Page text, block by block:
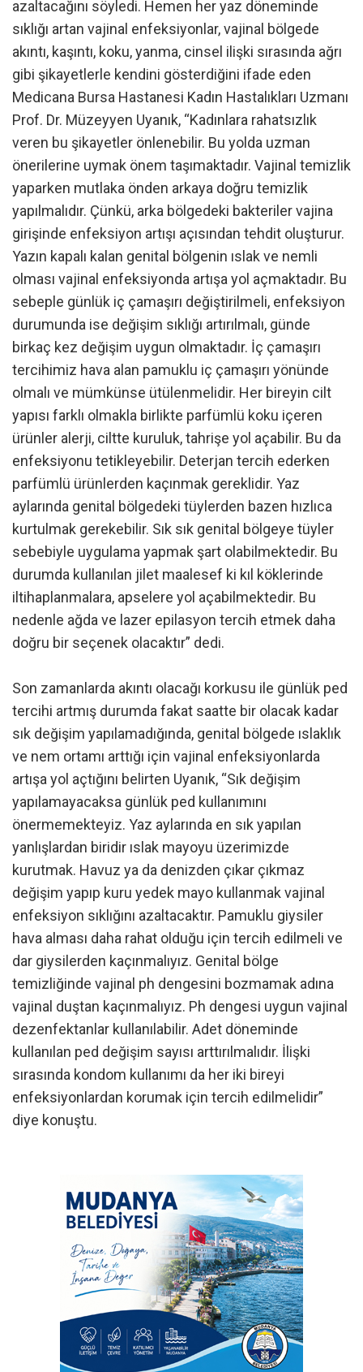
azaltacağını söyledi. Hemen her yaz döneminde
sıklığı artan vajinal enfeksiyonlar, vajinal bölgede
akıntı, kaşıntı, koku, yanma, cinsel ilişki sırasında ağrı
gibi şikayetlerle kendini gösterdiğini ifade eden
Medicana Bursa Hastanesi Kadın Hastalıkları Uzmanı
Prof. Dr. Müzeyyen Uyanık, “Kadınlara rahatsızlık
veren bu şikayetler önlenebilir. Bu yolda uzman
önerilerine uymak önem taşımaktadır. Vajinal temizlik
yaparken mutlaka önden arkaya doğru temizlik
yapılmalıdır. Çünkü, arka bölgedeki bakteriler vajina
girişinde enfeksiyon artışı açısından tehdit oluşturur.
Yazın kapalı kalan genital bölgenin ıslak ve nemli
olması vajinal enfeksiyonda artışa yol açmaktadır. Bu
sebeple günlük iç çamaşırı değiştirilmeli, enfeksiyon
durumunda ise değişim sıklığı artırılmalı, günde
birkaç kez değişim uygun olmaktadır. İç çamaşırı
tercihimiz hava alan pamuklu iç çamaşırı yönünde
olmalı ve mümkünse ütülenmelidir. Her bireyin cilt
yapısı farklı olmakla birlikte parfümlü koku içeren
ürünler alerji, ciltte kuruluk, tahrişe yol açabilir. Bu da
enfeksiyonu tetikleyebilir. Deterjan tercih ederken
parfümlü ürünlerden kaçınmak gereklidir. Yaz
aylarında genital bölgedeki tüylerden bazen hızlıca
kurtulmak gerekebilir. Sık sık genital bölgeye tüyler
sebebiyle uygulama yapmak şart olabilmektedir. Bu
durumda kullanılan jilet maalesef ki kıl köklerinde
iltihaplanmalara, apselere yol açabilmektedir. Bu
nedenle ağda ve lazer epilasyon tercih etmek daha
doğru bir seçenek olacaktır” dedi.
Son zamanlarda akıntı olacağı korkusu ile günlük ped
tercihi artmış durumda fakat saatte bir olacak kadar
sık değişim yapılamadığında, genital bölgede ıslaklık
ve nem ortamı arttığı için vajinal enfeksiyonlarda
artışa yol açtığını belirten Uyanık, “Sık değişim
yapılamayacaksa günlük ped kullanımını
önermemekteyiz. Yaz aylarında en sık yapılan
yanlışlardan biridir ıslak mayoyu üzerimizde
kurutmak. Havuz ya da denizden çıkar çıkmaz
değişim yapıp kuru yedek mayo kullanmak vajinal
enfeksiyon sıklığını azaltacaktır. Pamuklu giysiler
hava alması daha rahat olduğu için tercih edilmeli ve
dar giysilerden kaçınmalıyız. Genital bölge
temizliğinde vajinal ph dengesini bozmamak adına
vajinal duştan kaçınmalıyız. Ph dengesi uygun vajinal
dezenfektanlar kullanılabilir. Adet döneminde
kullanılan ped değişim sayısı arttırılmalıdır. İlişki
sırasında kondom kullanımı da her iki bireyi
enfeksiyonlardan korumak için tercih edilmelidir”
diye konuştu.